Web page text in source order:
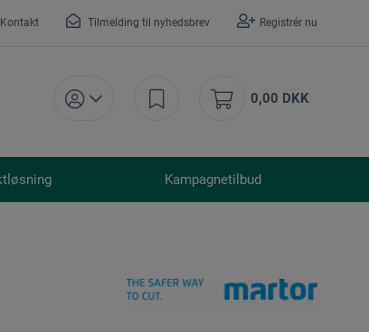
Kontakt Tilmelding til nyhedsbrev Registrér nu
0,00 DKK
Kampagnetilbud